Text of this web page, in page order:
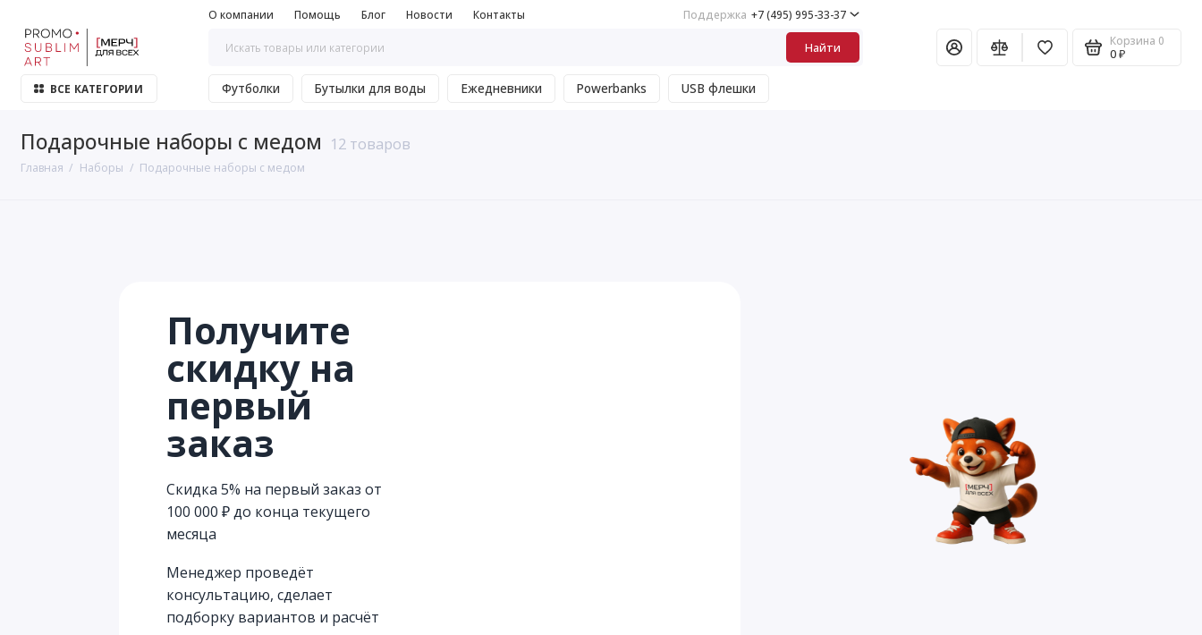
О компании Помощь Блог Новости Контакты Поддержка +7 (495) 995-33-37
Найти Корзина 0
0 ₽
ВСЕ КАТЕГОРИИ Футболки Бутылки для воды Ежедневники Powerbanks USB флешки
Подарочные наборы с медом 12 товаров
Главная Наборы Подарочные наборы с медом
Получите
скидку на
первый
заказ
Скидка 5% на первый заказ от
100 000 ₽ до конца текущего
месяца
Менеджер проведёт
консультацию, сделает
подборку вариантов и расчёт